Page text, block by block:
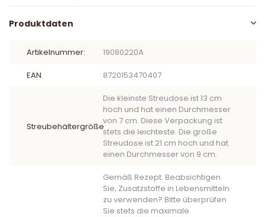
Produktdaten
Artikelnummer: 19080220A
EAN 8720153470407
Streubehältergröße
Die kleinste Streudose ist 13 cm
hoch und hat einen Durchmesser
von 7 cm. Diese Verpackung ist
stets die leichteste. Die große
Streudose ist 21 cm hoch und hat
einen Durchmesser von 9 cm.
Gemäß Rezept. Beabsichtigen
Sie, Zusatzstoffe in Lebensmitteln
zu verwenden? Bitte überprüfen
Sie stets die maximale